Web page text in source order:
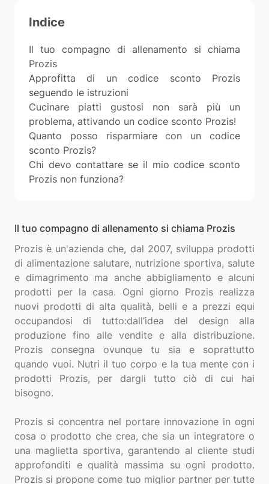
Indice
Il tuo compagno di allenamento si chiama
Prozis
Approfitta di un codice sconto Prozis
seguendo le istruzioni
Cucinare piatti gustosi non sarà più un
problema, attivando un codice sconto Prozis!
Quanto posso risparmiare con un codice
sconto Prozis?
Chi devo contattare se il mio codice sconto
Prozis non funziona?
Il tuo compagno di allenamento si chiama Prozis
Prozis è un'azienda che, dal 2007, sviluppa prodotti
di alimentazione salutare, nutrizione sportiva, salute
e dimagrimento ma anche abbigliamento e alcuni
prodotti per la casa. Ogni giorno Prozis realizza
nuovi prodotti di alta qualità, belli e a prezzi equi
occupandosi di tutto:dall’idea del design alla
produzione fino alle vendite e alla distribuzione.
Prozis consegna ovunque tu sia e soprattutto
quando vuoi. Nutri il tuo corpo e la tua mente con i
prodotti Prozis, per dargli tutto ciò di cui hai
bisogno.
Prozis si concentra nel portare innovazione in ogni
cosa o prodotto che crea, che sia un integratore o
una maglietta sportiva, garantendo al cliente studi
approfonditi e qualità massima su ogni prodotto.
Prozis si propone come tuo miglior partner per tutte